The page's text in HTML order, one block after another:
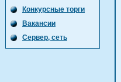
Конкурсные торги
Вакансии
Сервер, сеть